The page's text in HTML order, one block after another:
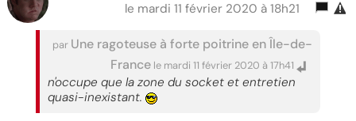
le mardi 11 février 2020 à 18h21
par Une ragoteuse à forte poitrine en Île-de-
France le mardi 11 février 2020 à 17h41
n'occupe que la zone du socket et entretien
quasi-inexistant.